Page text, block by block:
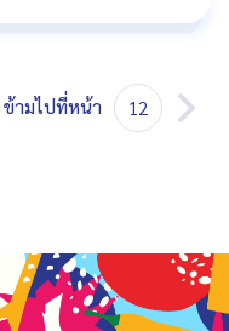
ข้ามไปที่หน้า